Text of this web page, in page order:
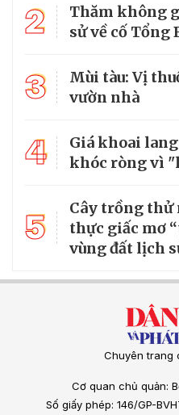
2
Thăm không
sử về cố
3
Mùi tàu: Vị
vườn nhà
4
Giá khoai
khóc ròng vì
5
Cây trồng thử
thực giấc mơ
vùng đất lịch
Chuyên trang
Cơ quan chủ quản:
Số giấy phép: 146/GP-